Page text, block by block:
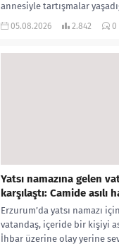
annesiyle tartışmalar
yaşındaki...
05.08.2026 2.842 0
Yatsı namazına gelen
karşılaştı: Camide asılı
Erzurum’da yatsı namazı
vatandaş, içeride bir kişiyi
İhbar üzerine olay yerine